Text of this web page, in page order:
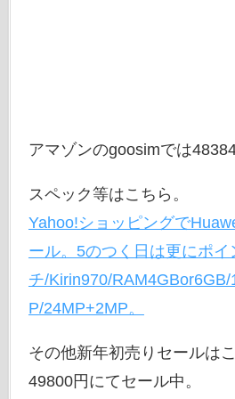
アマゾンのgoosimでは48384
スペック等はこちら。
Yahoo!ショッピングで
ール。5のつく日は更にポ
チ/Kirin970/
P/24MP+2MP。
その他新年初売りセールは
49800円にてセール中。